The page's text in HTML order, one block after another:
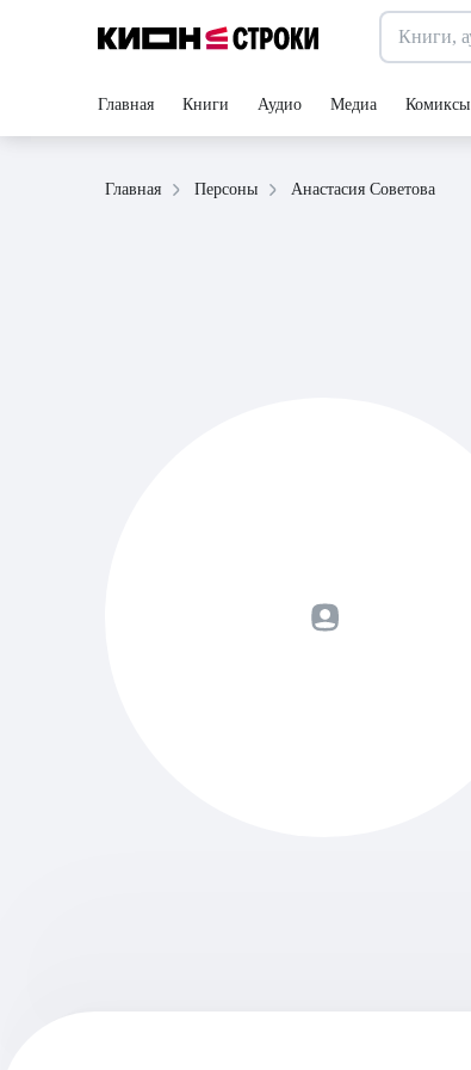
Главная Книги Аудио Медиа Комиксы
Главная Персоны Анастасия Советова